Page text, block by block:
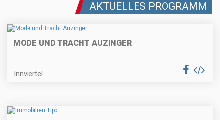
AKTUELLES PROGRAMM
MODE UND TRACHT AUZINGER
Innviertel